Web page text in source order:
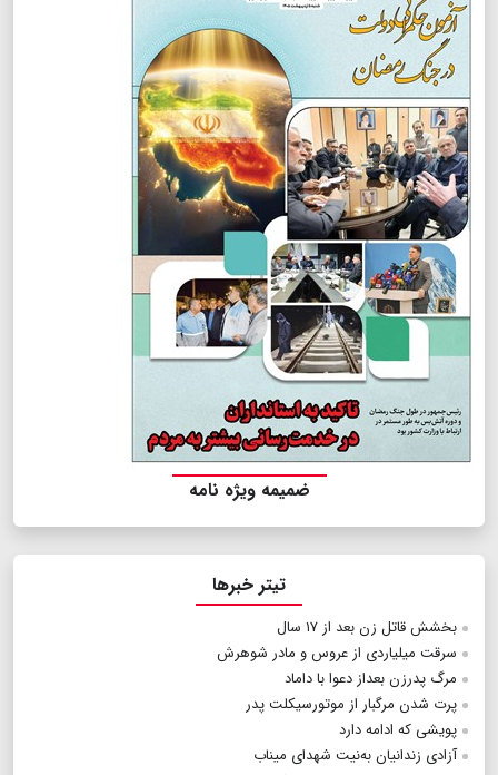
ضمیمه ویژه نامه
تیتر خبرها
بخشش قاتل زن بعد از ۱۷ سال
سرقت میلیاردی از عروس و مادر شوهرش
مرگ پدرزن بعداز دعوا با داماد
پرت شدن مرگبار از موتورسیکلت پدر
پویشی که ادامه دارد
آزادی زندانیان به‌نیت شهدای میناب